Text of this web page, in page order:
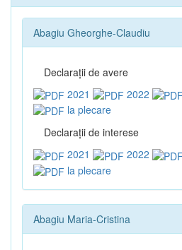
Abagiu Gheorghe-Claudiu
Declaraţii de avere
2021
2022
la plecare
Declaraţii de interese
2021
2022
la plecare
Abagiu Maria-Cristina